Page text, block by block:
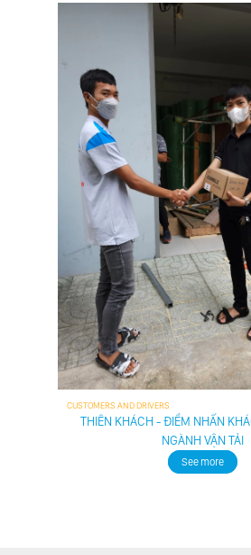
CUSTOMERS AND DRIVERS
THIÊN KHÁCH - ĐIỂM NHẤN
NGÀNH VẬN TẢI
See more